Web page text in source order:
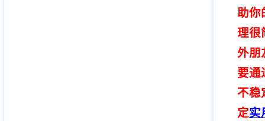
助你
理很
外朋
要通
不稳
定实